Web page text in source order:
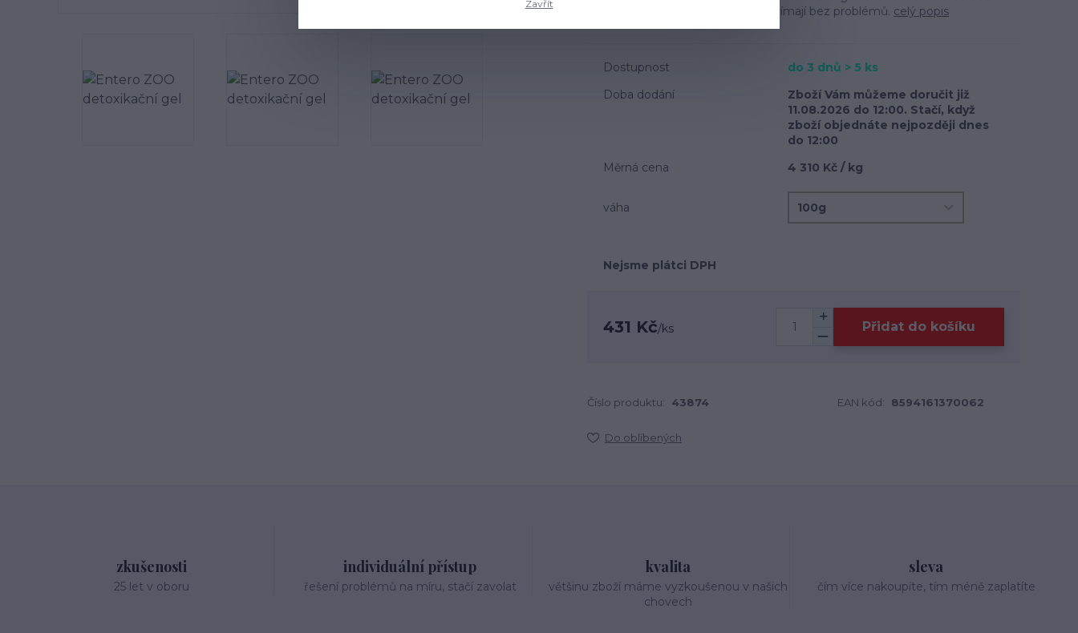
chuti a vůně, zvířata jej obvykle přijímají bez problémů. celý popis
Dostupnost
do 3 dnů > 5 ks
Doba dodání
Zboží Vám můžeme doručit již
11.08.2026 do 12:00. Stačí, když
zboží objednáte nejpozději dnes
do 12:00
Měrná cena
4 310 Kč / kg
váha
Nejsme plátci DPH
431 Kč/ks Přidat do košíku
Číslo produktu: 43874 EAN kód: 8594161370062
Do oblíbených
zkušenosti
25 let v oboru
individuální přístup
řešení problémů na míru, stačí zavolat
kvalita
většinu zboží máme vyzkoušenou v našich
chovech
sleva
čím více nakoupíte, tím méně zaplatíte
Zavřít